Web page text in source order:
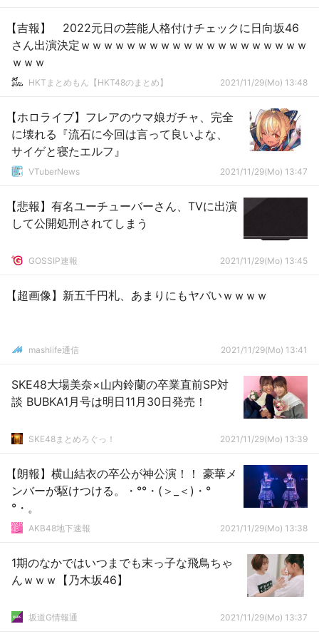
【吉報】 2022元日の芸能人格付けチェックに日向坂46
さん出演決定ｗｗｗｗｗｗｗｗｗｗｗｗｗｗｗｗｗｗｗｗ
ｗｗｗ
HKTまとめもん【HKT48のまとめ】 2021/11/29(Mo) 13:48
【ホロライブ】フレアのウマ娘ガチャ、完全
に壊れる『流石に今回は言って良いよな、
サイゲと寝たエルフ』
VTuberNews 2021/11/29(Mo) 13:47
【悲報】有名ユーチューバーさん、TVに出演
して公開処刑されてしまう
GOSSIP速報 2021/11/29(Mo) 13:45
【超画像】新五千円札、あまりにもヤバいｗｗｗｗ
mashlife通信 2021/11/29(Mo) 13:41
SKE48大場美奈×山内鈴蘭の卒業直前SP対
談 BUBKA1月号は明日11月30日発売！
SKE48まとめろぐっ！ 2021/11/29(Mo) 13:39
【朗報】横山結衣の卒公が神公演！！ 豪華メ
ンバーが駆けつける。・°°・(＞_＜)・°
°・。
AKB48地下速報 2021/11/29(Mo) 13:38
1期のなかではいつまでも末っ子な飛鳥ちゃ
んｗｗｗ【乃木坂46】
坂道G情報通 2021/11/29(Mo) 13:37